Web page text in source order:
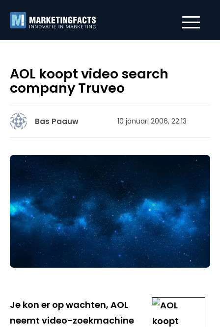
AOL koopt video search
company Truveo
Bas Paauw 10 januari 2006, 22:13
Je kon er op wachten, AOL
neemt video-zoekmachine